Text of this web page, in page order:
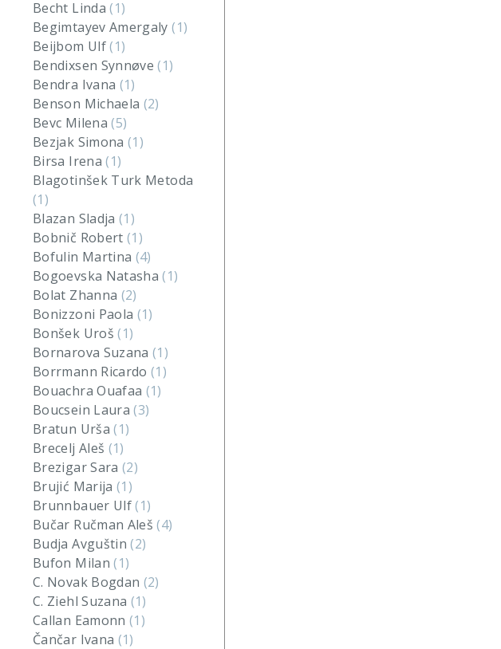
Becht Linda(1)
Begimtayev Amergaly(1)
Beijbom Ulf(1)
Bendixsen Synnøve(1)
Bendra Ivana (1)
Benson Michaela (2)
Bevc Milena(5)
Bezjak Simona(1)
Birsa Irena(1)
Blagotinšek Turk Metoda
(1)
Blazan Sladja(1)
Bobnič Robert(1)
Bofulin Martina (4)
Bogoevska Natasha(1)
Bolat Zhanna (2)
Bonizzoni Paola (1)
Bonšek Uroš(1)
Bornarova Suzana(1)
Borrmann Ricardo(1)
Bouachra Ouafaa (1)
Boucsein Laura(3)
Bratun Urša(1)
Brecelj Aleš (1)
Brezigar Sara(2)
Brujić Marija(1)
Brunnbauer Ulf(1)
Bučar Ručman Aleš(4)
Budja Avguštin(2)
Bufon Milan(1)
C. Novak Bogdan (2)
C. Ziehl Suzana (1)
Callan Eamonn(1)
Čančar Ivana (1)